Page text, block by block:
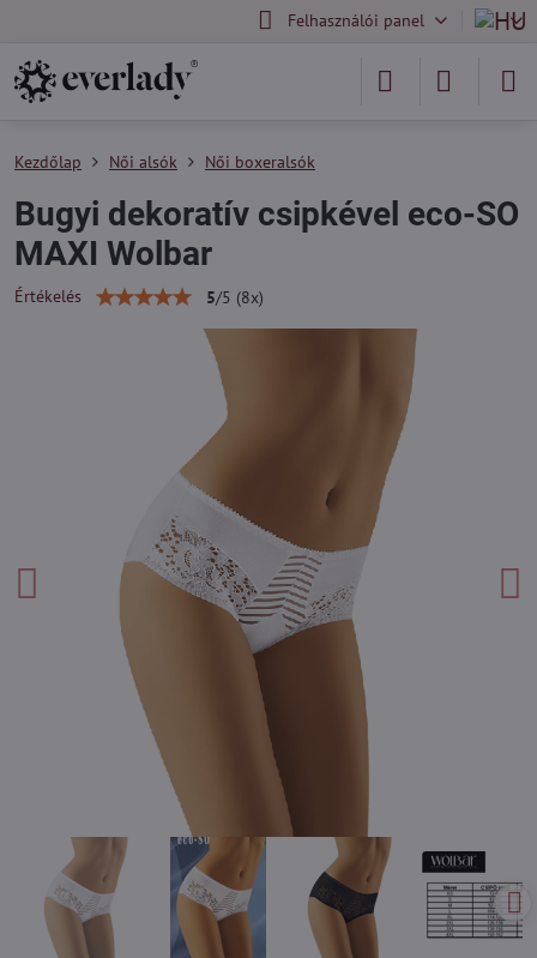
Felhasználói panel
Kezdőlap Női alsók Női boxeralsók
Bugyi dekoratív csipkével eco-SO
MAXI Wolbar
Értékelés 5/5 (8x)